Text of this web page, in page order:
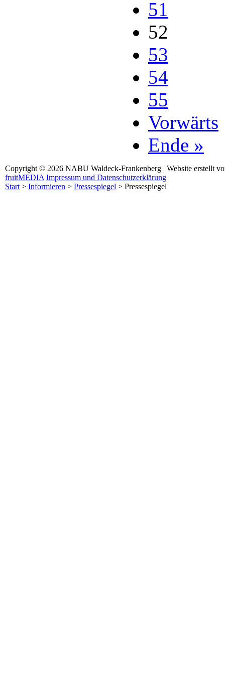
51
52
53
54
55
Vorwärts
Ende »
Copyright © 2026 NABU Waldeck-Frankenberg | Website erstellt
fruitMEDIA Impressum und Datenschutzerklärung
Start> Informieren > Pressespiegel > Pressespiegel